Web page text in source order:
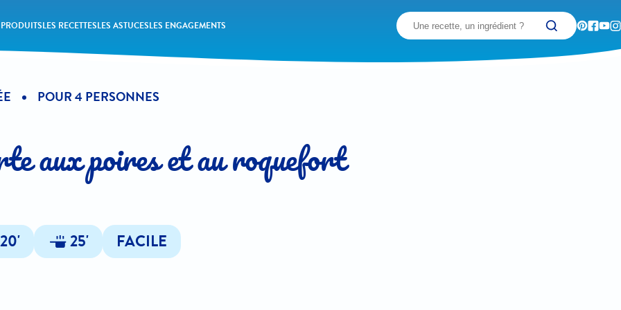
LES RECETTESLES ASTUCESLES ENGAGEMENTS Recherchez
POUR 4 PERSONNES
aux poires et au roquefort
20' 25' FACILE